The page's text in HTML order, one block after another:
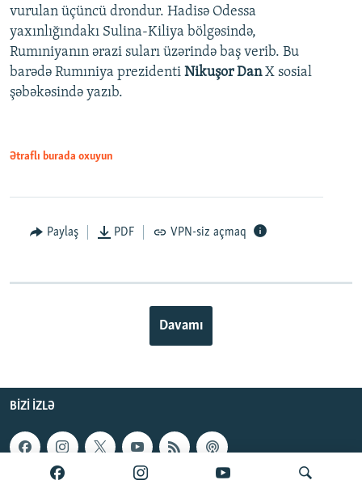
vurulan üçüncü drondur. Hadisə Odessa
yaxınlığındakı Sulina-Kiliya bölgəsində,
Rumıniyanın ərazi suları üzərində baş verib. Bu
barədə Rumıniya prezidenti Nikuşor DanX sosial
şəbəkəsində yazıb.
Ətraflı burada oxuyun
Paylaş PDF VPN-siz açmaq
Davamı
BIZI IZLƏ